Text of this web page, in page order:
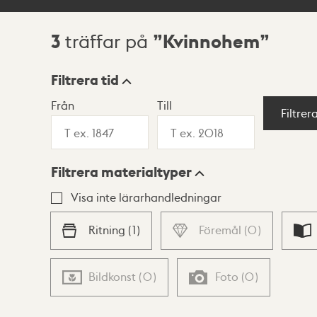
Sökresultat
3 träffar på Kvinnohem
Visningsläge
Lista Karta
Filtrera tid
Från Till
Filtrera materialtyper
Visa inte lärarhandledningar
Ritning (1) Föremål (0)
Bildkonst (0) Foto (0)